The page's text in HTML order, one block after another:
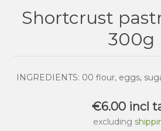
Shortcrust
300g
INGREDIENTS: 00 flour, eggs,
€6.00 incl
excluding